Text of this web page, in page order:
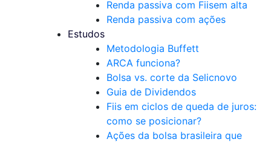
Renda passiva com Fiisem alta
Renda passiva com ações
Estudos
Metodologia Buffett
ARCA funciona?
Bolsa vs. corte da Selicnovo
Guia de Dividendos
Fiis em ciclos de queda de juros:
como se posicionar?
Ações da bolsa brasileira que